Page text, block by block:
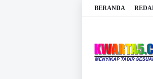
BERANDA